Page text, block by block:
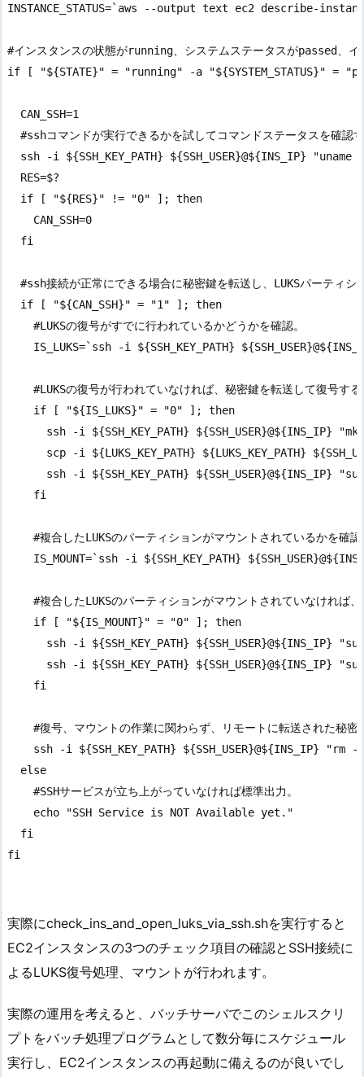
INSTANCE_STATUS=`aws --output text ec2
#インスタンスの状態がrunning、システムステータスがpassed、
if [ "${STATE}" = "running" -a "${SYSTEM_STATUS}" =
  CAN_SSH=1
#sshコマンドが実行できるかを試してコマンドステータスを確認
ssh -i ${SSH_KEY_PATH} ${SSH_USER}@${INS_IP} "uname
  RES=$?
  if [ "${RES}" != "0" ]; then
    CAN_SSH=0
  fi
#ssh接続が正常にできる場合に秘密鍵を転送し、LUKSパーティシ
  if [ "${CAN_SSH}" = "1" ]; then
    #LUKSの復号がすでに行われているかどうかを確認。
IS_LUKS=`ssh -i ${SSH_KEY_PATH}
#LUKSの復号が行われていなければ、秘密鍵を転送して復号する
    if [ "${IS_LUKS}" = "0" ]; then
ssh -i ${SSH_KEY_PATH} ${SSH_USER}@${INS_IP}
scp -i ${LUKS_KEY_PATH} ${LUKS_KEY_PATH}
ssh -i ${SSH_KEY_PATH} ${SSH_USER}@${INS_IP}
    fi
#複合したLUKSのパーティションがマウントされているかを確認
IS_MOUNT=`ssh -i ${SSH_KEY_PATH}
#複合したLUKSのパーティションがマウントされていなければ
    if [ "${IS_MOUNT}" = "0" ]; then
ssh -i ${SSH_KEY_PATH} ${SSH_USER}@${INS_IP}
ssh -i ${SSH_KEY_PATH} ${SSH_USER}@${INS_IP}
    fi
#復号、マウントの作業に関わらず、リモートに転送された秘密
ssh -i ${SSH_KEY_PATH} ${SSH_USER}@${INS_IP} "rm -
  else
    #SSHサービスが立ち上がっていなければ標準出力。
    echo "SSH Service is NOT Available yet."
  fi
fi
実際にcheck_ins_and_open_luks_via_ssh.shを実行すると
EC2インスタンスの3つのチェック項目の確認とSSH接続に
よるLUKS復号処理、マウントが行われます。
実際の運用を考えると、バッチサーバでこのシェルスクリ
プトをバッチ処理プログラムとして数分毎にスケジュール
実行し、EC2インスタンスの再起動に備えるのが良いでし